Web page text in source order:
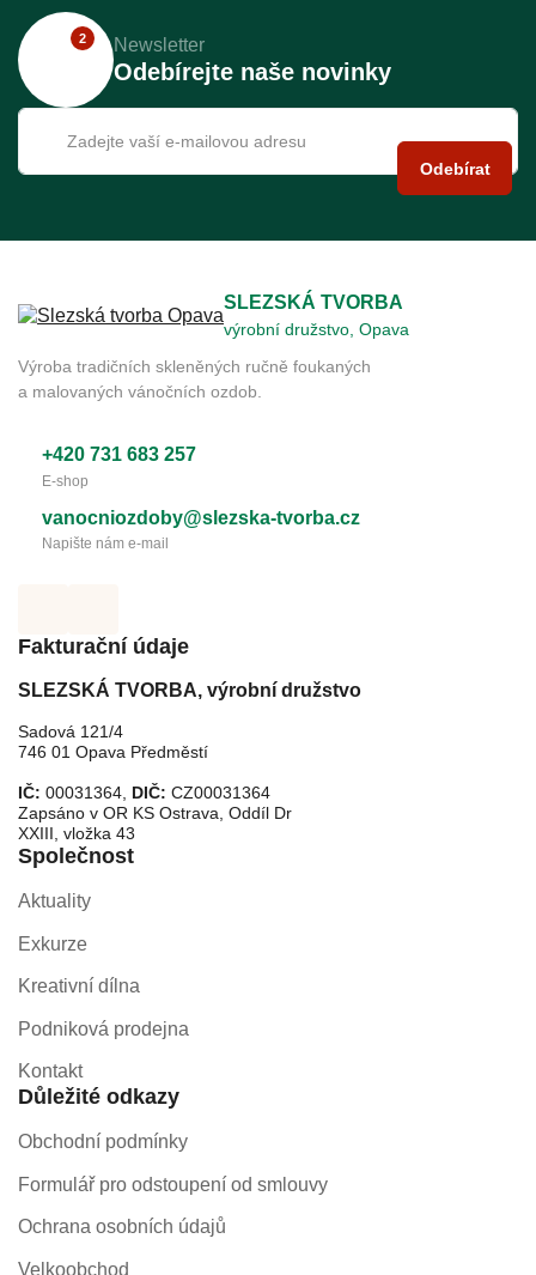
2 Newsletter
Odebírejte naše novinky
Odebírat
SLEZSKÁ TVORBA
výrobní družstvo, Opava
Výroba tradičních skleněných ručně foukaných
a malovaných vánočních ozdob.
+420 731 683 257
E-shop
vanocniozdoby@slezska-tvorba.cz
Napište nám e-mail
Fakturační údaje
SLEZSKÁ TVORBA, výrobní družstvo
Sadová 121/4
746 01 Opava Předměstí
IČ: 00031364, DIČ: CZ00031364
Zapsáno v OR KS Ostrava, Oddíl Dr
XXIII, vložka 43
Společnost
Aktuality
Exkurze
Kreativní dílna
Podniková prodejna
Kontakt
Důležité odkazy
Obchodní podmínky
Formulář pro odstoupení od smlouvy
Ochrana osobních údajů
Velkoobchod